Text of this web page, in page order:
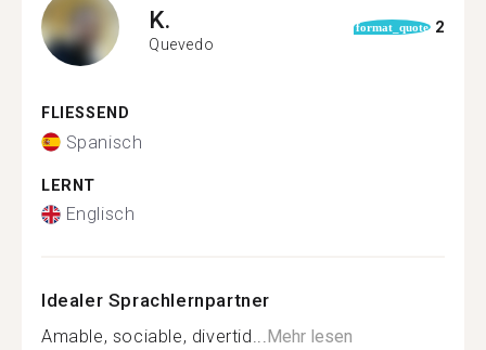
K.
Quevedo
format_quote 2
FLIESSEND
Spanisch
LERNT
Englisch
Idealer Sprachlernpartner
Amable, sociable, divertid...Mehr lesen